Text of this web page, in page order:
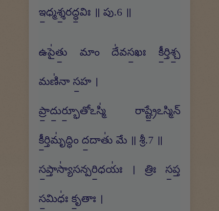
ఇ॒ధ్మశ్శ॒రద్ధ॒విః ॥ పు.6 ॥
ఉపై॑తు॒ మాం దే॑వస॒ఖః కీ॒ర్తిశ్చ॒
మణి॑నా స॒హ ।
ప్రా॒దు॒ర్భూ॒తోఽస్మి॑ రాష్ట్రే॒ఽస్మిన్
కీ॒ర్తిమృ॑ద్ధిం ద॒దాతు॑ మే ॥ శ్రీ.7 ॥
స॒ప్తాస్యా॑సన్పరి॒ధయః॑ । త్రిః స॒ప్త
స॒మిధః॑ కృ॒తాః ।